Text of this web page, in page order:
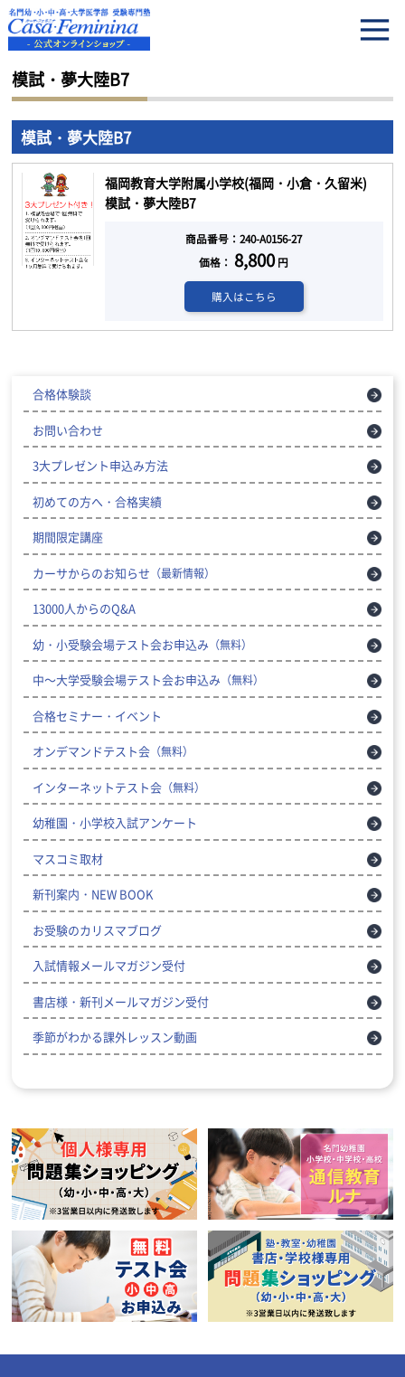
HOME 模試・夢大陸B7
模試・夢大陸B7
模試・夢大陸B7
福岡教育大学附属小学校(福岡・小倉・久留米)
模試・夢大陸B7
商品番号：240-A0156-27
価格：8,800円
購入はこちら
合格体験談
お問い合わせ
3大プレゼント申込み方法
初めての方へ・合格実績
期間限定講座
カーサからのお知らせ （最新情報）
13000人からのQ&A
幼・小受験会場テスト会お申込み （無料）
中～大学受験会場テスト会お申込み （無料）
合格セミナー・イベント
オンデマンドテスト会 （無料）
インターネットテスト会 （無料）
幼稚園・小学校入試アンケート
マスコミ取材
新刊案内・NEW BOOK
お受験のカリスマブログ
入試情報メールマガジン受付
書店様・新刊メールマガジン受付
季節がわかる課外レッスン動画